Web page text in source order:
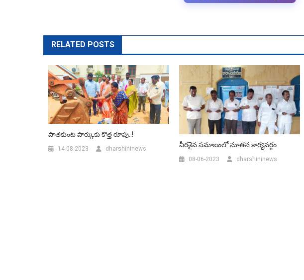
RELATED POSTS
పాతకుంట పార్కుకు కొత్త రూపు..!
14-08-2023 dharshininews వీరశైవ సమాజంలో నూతన కార్యవర్గం
08-06-2023 dharshininews